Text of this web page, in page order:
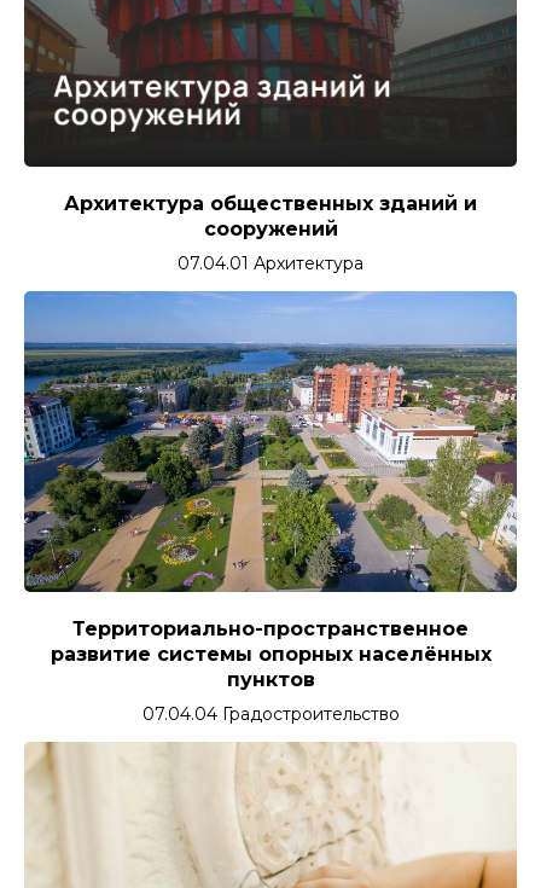
Архитектура общественных зданий и
сооружений
07.04.01 Архитектура
Территориально-пространственное
развитие системы опорных населённых
пунктов
07.04.04 Градостроительство